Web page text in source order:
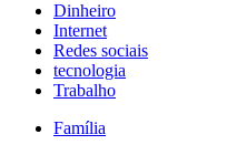
Dinheiro
Internet
Redes sociais
tecnologia
Trabalho
Família